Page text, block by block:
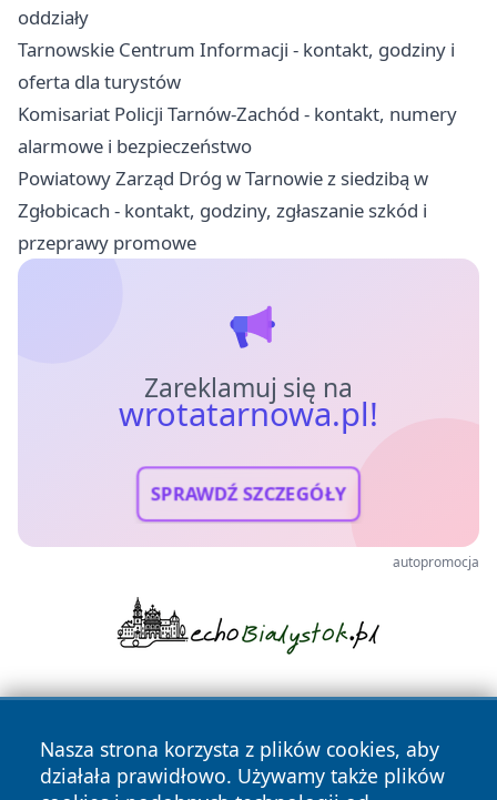
oddziały
Tarnowskie Centrum Informacji - kontakt, godziny i
oferta dla turystów
Komisariat Policji Tarnów-Zachód - kontakt, numery
alarmowe i bezpieczeństwo
Powiatowy Zarząd Dróg w Tarnowie z siedzibą w
Zgłobicach - kontakt, godziny, zgłaszanie szkód i
przeprawy promowe
Zareklamuj się na
wrotatarnowa.pl!
SPRAWDŹ SZCZEGÓŁY
autopromocja
Nasza strona korzysta z plików cookies, aby
działała prawidłowo. Używamy także plików